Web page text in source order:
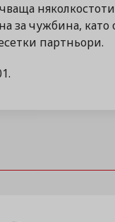
за чужбина,
партньори.